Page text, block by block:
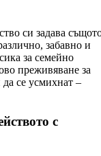
си задава
забавно и
за семейно
преживяване за
се усмихнат –
с